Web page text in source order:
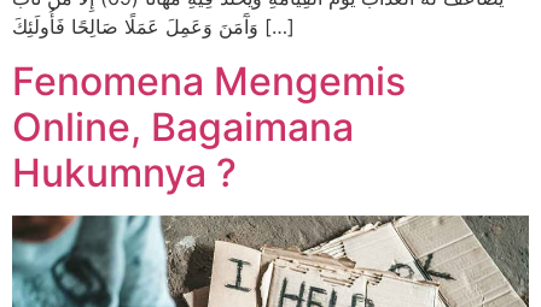
وَآَمَنَ وَعَمِلَ عَمَلًا صَالِحًا فَأُولَئِكَ […]
Fenomena Mengemis
Online, Bagaimana
Hukumnya ?